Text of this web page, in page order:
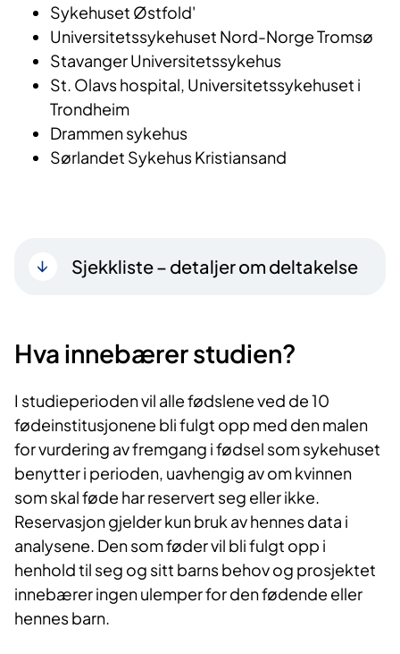
Sykehuset Østfold'
Universitetssykehuset Nord-Norge Tromsø
Stavanger Universitetssykehus
St. Olavs hospital, Universitetssykehuset i
Trondheim
Drammen sykehus
Sørlandet Sykehus Kristiansand
Sjekkliste – detaljer om deltakelse
Hva innebærer studien?
I studieperioden vil alle fødslene ved de 10
fødeinstitusjonene bli fulgt opp med den malen
for vurdering av fremgang i fødsel som sykehuset
benytter i perioden, uavhengig av om kvinnen
som skal føde har reservert seg eller ikke.
Reservasjon gjelder kun bruk av hennes data i
analysene. Den som føder vil bli fulgt opp i
henhold til seg og sitt barns behov og prosjektet
innebærer ingen ulemper for den fødende eller
hennes barn.